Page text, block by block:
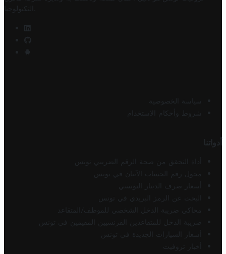
التكنولوجيا
سياسة الخصوصية
شروط وأحكام الاستخدام
أدواتنا
أداة التحقق من صحة الرقم الضريبي تونس
محول رقم الحساب الآيبان في تونس
أسعار صرف الدينار التونسي
البحث عن الرمز البريدي في تونس
محاكي ضريبة الدخل الشخصي للموظف/المتقاعد
ضريبة الدخل للمتقاعدين الفرنسيين المقيمين في تونس
أسعار السيارات الجديدة في تونس
أخبار تروفيت